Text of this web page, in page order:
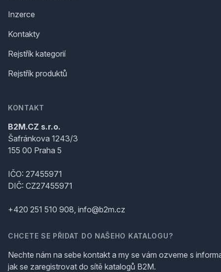
Inzerce
Kontakty
Rejstřík kategorií
Rejstřík produktů
KONTAKT
B2M.CZ s.r.o.
Šafránkova 1243/3
155 00 Praha 5
IČO: 27455971
DIČ: CZ27455971
+420 251 510 908, info@b2m.cz
CHCETE SE PŘIDAT DO NAŠEHO KATALOGU?
Nechte nám na sebe kontakt a my se vám ozveme s
jak se zaregistrovat do sítě katalogů B2M.